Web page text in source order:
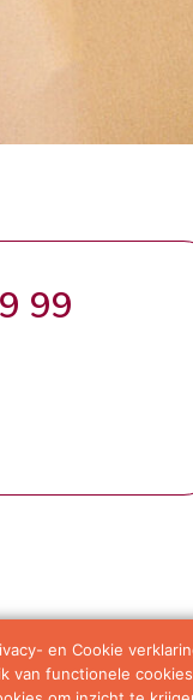
99
voorwaarden
en Cookie
van functionele